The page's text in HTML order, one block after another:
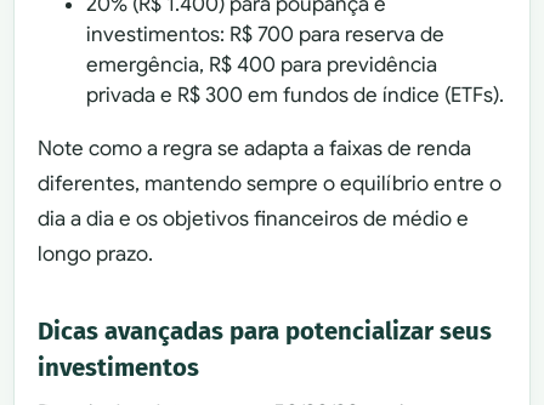
investimentos: R$ 700 para reserva de
emergência, R$ 400 para previdência
privada e R$ 300 em fundos de índice (ETFs).
Note como a regra se adapta a faixas de renda
diferentes, mantendo sempre o equilíbrio entre o
dia a dia e os objetivos financeiros de médio e
longo prazo.
Dicas avançadas para potencializar seus
investimentos